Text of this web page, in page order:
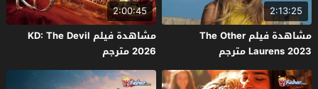
2:13:25
مشاهدة فيلم The Other
Laurens 2023 مترجم
2:00:45
مشاهدة فيلم KD: The Devil
2026 مترجم